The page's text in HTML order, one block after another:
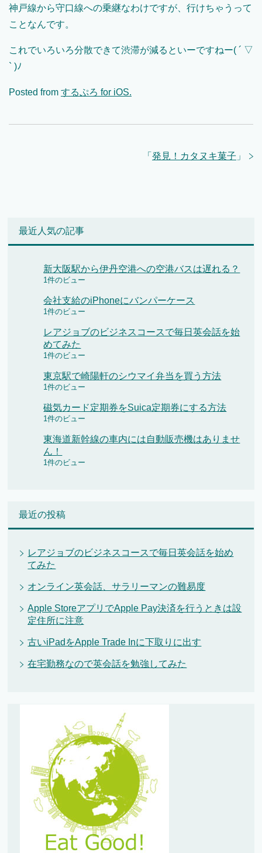
神戸線から守口線への乗継なわけですが、行けちゃうって
ことなんです。
これでいろいろ分散できて渋滞が減るといーですねー( ´ ▽
` )ﾉ
Posted from するぷろ for iOS.
「 発見！カタヌキ菓子 」
最近人気の記事
新大阪駅から伊丹空港への空港バスは遅れる？
1件のビュー
会社支給のiPhoneにバンパーケース
1件のビュー
レアジョブのビジネスコースで毎日英会話を始
めてみた
1件のビュー
東京駅で崎陽軒のシウマイ弁当を買う方法
1件のビュー
磁気カード定期券をSuica定期券にする方法
1件のビュー
東海道新幹線の車内には自動販売機はありませ
ん！
1件のビュー
最近の投稿
レアジョブのビジネスコースで毎日英会話を始め
てみた
オンライン英会話、サラリーマンの難易度
Apple StoreアプリでApple Pay決済を行うときは設
定住所に注意
古いiPadをApple Trade Inに下取りに出す
在宅勤務なので英会話を勉強してみた